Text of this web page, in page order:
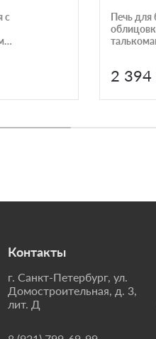
с
Печь для
2 394
Контакты
г. Санкт-Петербург, ул.
Домостроительная, д. 3,
лит. Д